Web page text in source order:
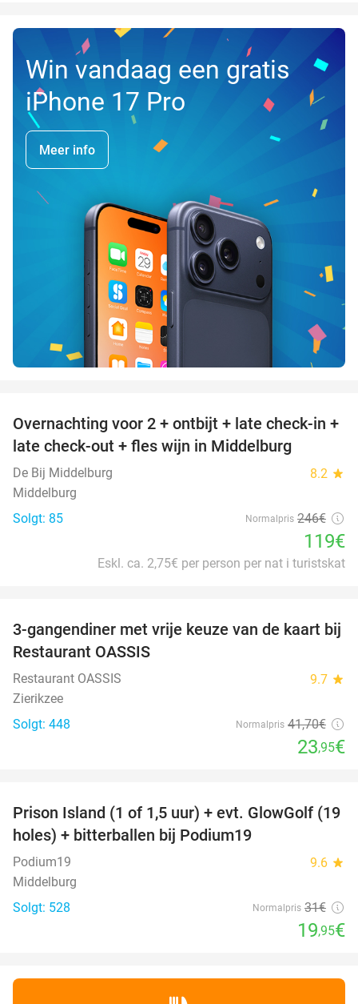
Win vandaag een gratis
iPhone 17 Pro
Meer info
52%
Overnachting voor 2 + ontbijt + late check-in +
late check-out + fles wijn in Middelburg
De Bij Middelburg 8.2 star
Middelburg
Solgt: 85
Normalpris 246€
119€
Eskl. ca. 2,75€ per person per nat i turistskat
43%
3-gangendiner met vrije keuze van de kaart bij
Restaurant OASSIS
Restaurant OASSIS 9.7 star
Zierikzee
Solgt: 448
Normalpris 41,70€
23,95€
36%
Prison Island (1 of 1,5 uur) + evt. GlowGolf (19
holes) + bitterballen bij Podium19
Podium19 9.6 star
Middelburg
Solgt: 528
Normalpris 31€
19,95€